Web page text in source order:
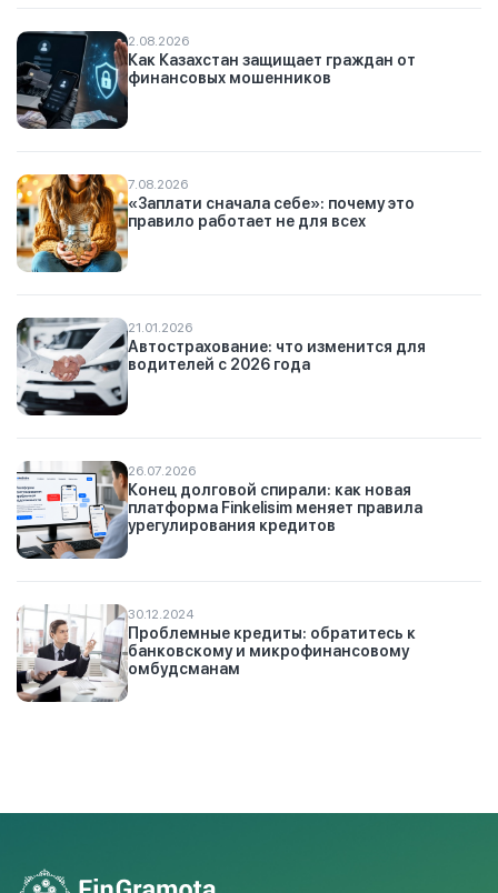
2.08.2026
Как Казахстан защищает граждан от
финансовых мошенников
7.08.2026
«Заплати сначала себе»: почему это
правило работает не для всех
21.01.2026
Автострахование: что изменится для
водителей с 2026 года
26.07.2026
Конец долговой спирали: как новая
платформа Finkelisim меняет правила
урегулирования кредитов
30.12.2024
Проблемные кредиты: обратитесь к
банковскому и микрофинансовому
омбудсманам